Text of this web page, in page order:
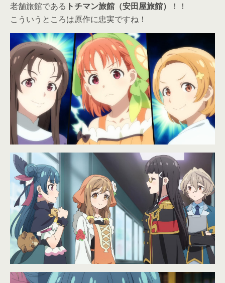
老舗旅館である トチマン旅館（安田屋旅館）
！！
こういうところは原作に忠実ですね！